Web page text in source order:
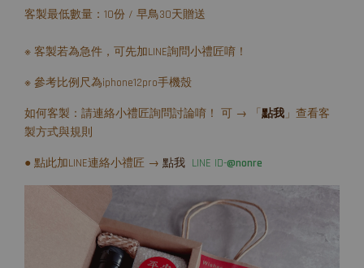
客製最低數量：10份 / 早鳥30天贈送
※ 客製若為急件，可先加LINE詢問小禮匠唷！
※ 參考比例尺為iphone12pro手機殼
如何客製：請連絡小禮匠詢問討論唷！ 可 → 「 點我」查看客
製方式與規則
● 點此加LINE連絡小禮匠 → 點我 LINE ID-@nonre